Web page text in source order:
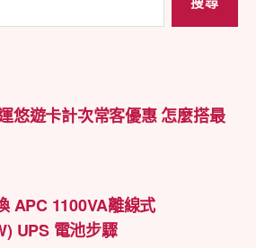
悠遊卡計次常客優惠 怎麼搭最
APC 1100VA離線式
UPS 電池步驟